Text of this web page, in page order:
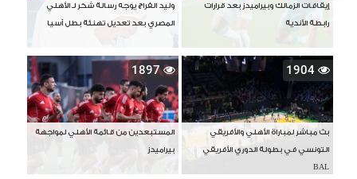
إيقافات الزمالك وبيراميدز بعد قرارات
رابطة الأندية
وليد الفراج يوجه رسالة شكر لـ الأهلي
المصري بعد تعديل تهنئة بطل آسيا
1904
بث مباشر لمباراة الأهلي والأفريقي
التونسي في بطولة الدوري الأفريقي
BAL
1897
المستبعدين من قائمة الأهلي لمواجهة
بيراميدز